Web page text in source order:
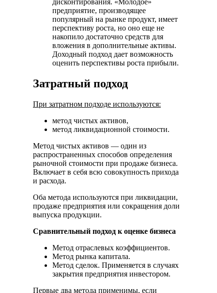
дисконтирования. «Молодое»
предприятие, производящее
популярный на рынке продукт, имеет
перспективу роста, но оно еще не
накопило достаточно средств для
вложения в дополнительные активы.
Доходный подход дает возможность
оценить перспективы роста прибыли.
Затратный подход
При затратном подходе используются:
метод чистых активов,
метод ликвидационной стоимости.
Метод чистых активов — один из
распространенных способов определения
рыночной стоимости при продаже бизнеса.
Включает в себя всю совокупность прихода
и расхода.
Оба метода используются при ликвидации,
продаже предприятия или сокращения доли
выпуска продукции.
Сравнительный подход к оценке бизнеса
Метод отраслевых коэффициентов.
Метод рынка капитала.
Метод сделок. Применяется в случаях
закрытия предприятия инвестором.
Первые два метода применимы, если